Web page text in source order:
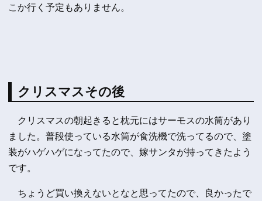
こか行く予定もありません。
クリスマスその後
クリスマスの朝起きると枕元にはサーモスの水筒があり
ました。普段使っている水筒が食洗機で洗ってるので、塗
装がハゲハゲになってたので、嫁サンタが持ってきたよう
です。
ちょうど買い換えないとなと思ってたので、良かったで